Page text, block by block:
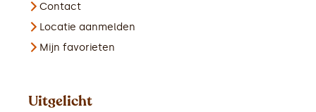
Contact
Locatie aanmelden
Mijn favorieten
Uitgelicht